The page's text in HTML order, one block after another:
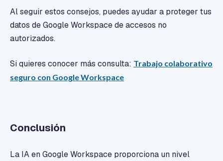
Al seguir estos consejos, puedes ayudar a proteger tus
datos de Google Workspace de accesos no
autorizados.
Si quieres conocer más consulta: Trabajo colaborativo
seguro con Google Workspace
Conclusión
La IA en Google Workspace proporciona un nivel